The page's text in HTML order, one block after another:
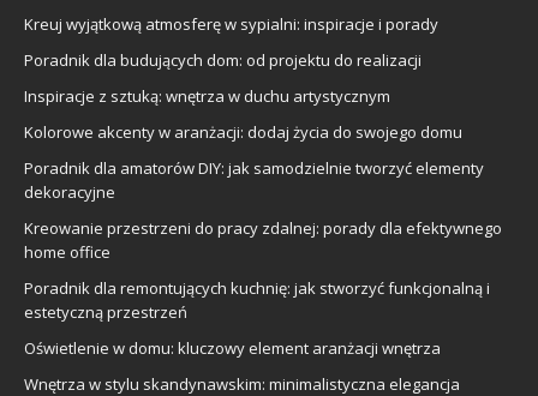
Kreuj wyjątkową atmosferę w sypialni: inspiracje i porady
Poradnik dla budujących dom: od projektu do realizacji
Inspiracje z sztuką: wnętrza w duchu artystycznym
Kolorowe akcenty w aranżacji: dodaj życia do swojego domu
Poradnik dla amatorów DIY: jak samodzielnie tworzyć elementy
dekoracyjne
Kreowanie przestrzeni do pracy zdalnej: porady dla efektywnego
home office
Poradnik dla remontujących kuchnię: jak stworzyć funkcjonalną i
estetyczną przestrzeń
Oświetlenie w domu: kluczowy element aranżacji wnętrza
Wnętrza w stylu skandynawskim: minimalistyczna elegancja